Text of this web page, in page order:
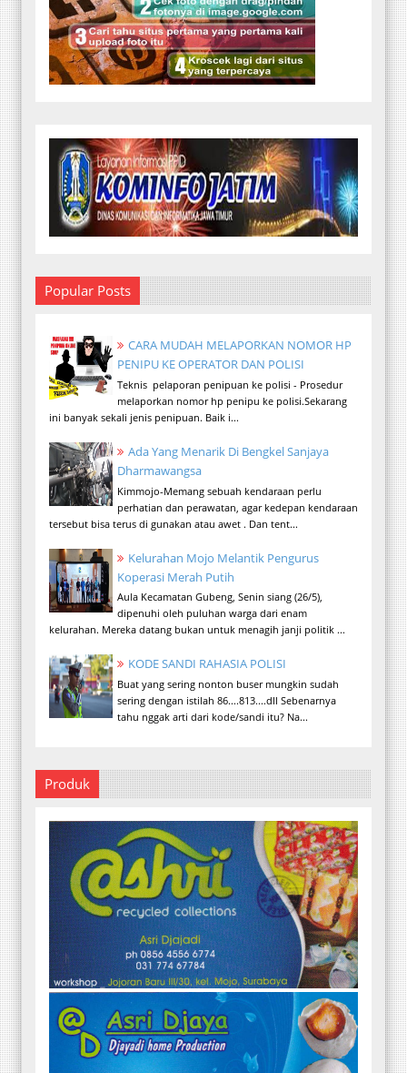
Popular Posts
CARA MUDAH MELAPORKAN NOMOR HP
PENIPU KE OPERATOR DAN POLISI
Teknis pelaporan penipuan ke polisi - Prosedur
melaporkan nomor hp penipu ke polisi.Sekarang
ini banyak sekali jenis penipuan. Baik i...
Ada Yang Menarik Di Bengkel Sanjaya
Dharmawangsa
Kimmojo-Memang sebuah kendaraan perlu
perhatian dan perawatan, agar kedepan kendaraan
tersebut bisa terus di gunakan atau awet . Dan tent...
Kelurahan Mojo Melantik Pengurus
Koperasi Merah Putih
Aula Kecamatan Gubeng, Senin siang (26/5),
dipenuhi oleh puluhan warga dari enam
kelurahan. Mereka datang bukan untuk menagih janji politik ...
KODE SANDI RAHASIA POLISI
Buat yang sering nonton buser mungkin sudah
sering dengan istilah 86....813....dll Sebenarnya
tahu nggak arti dari kode/sandi itu? Na...
Produk